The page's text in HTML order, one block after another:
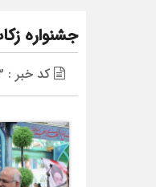
جشنواره
کد خبر : 25653